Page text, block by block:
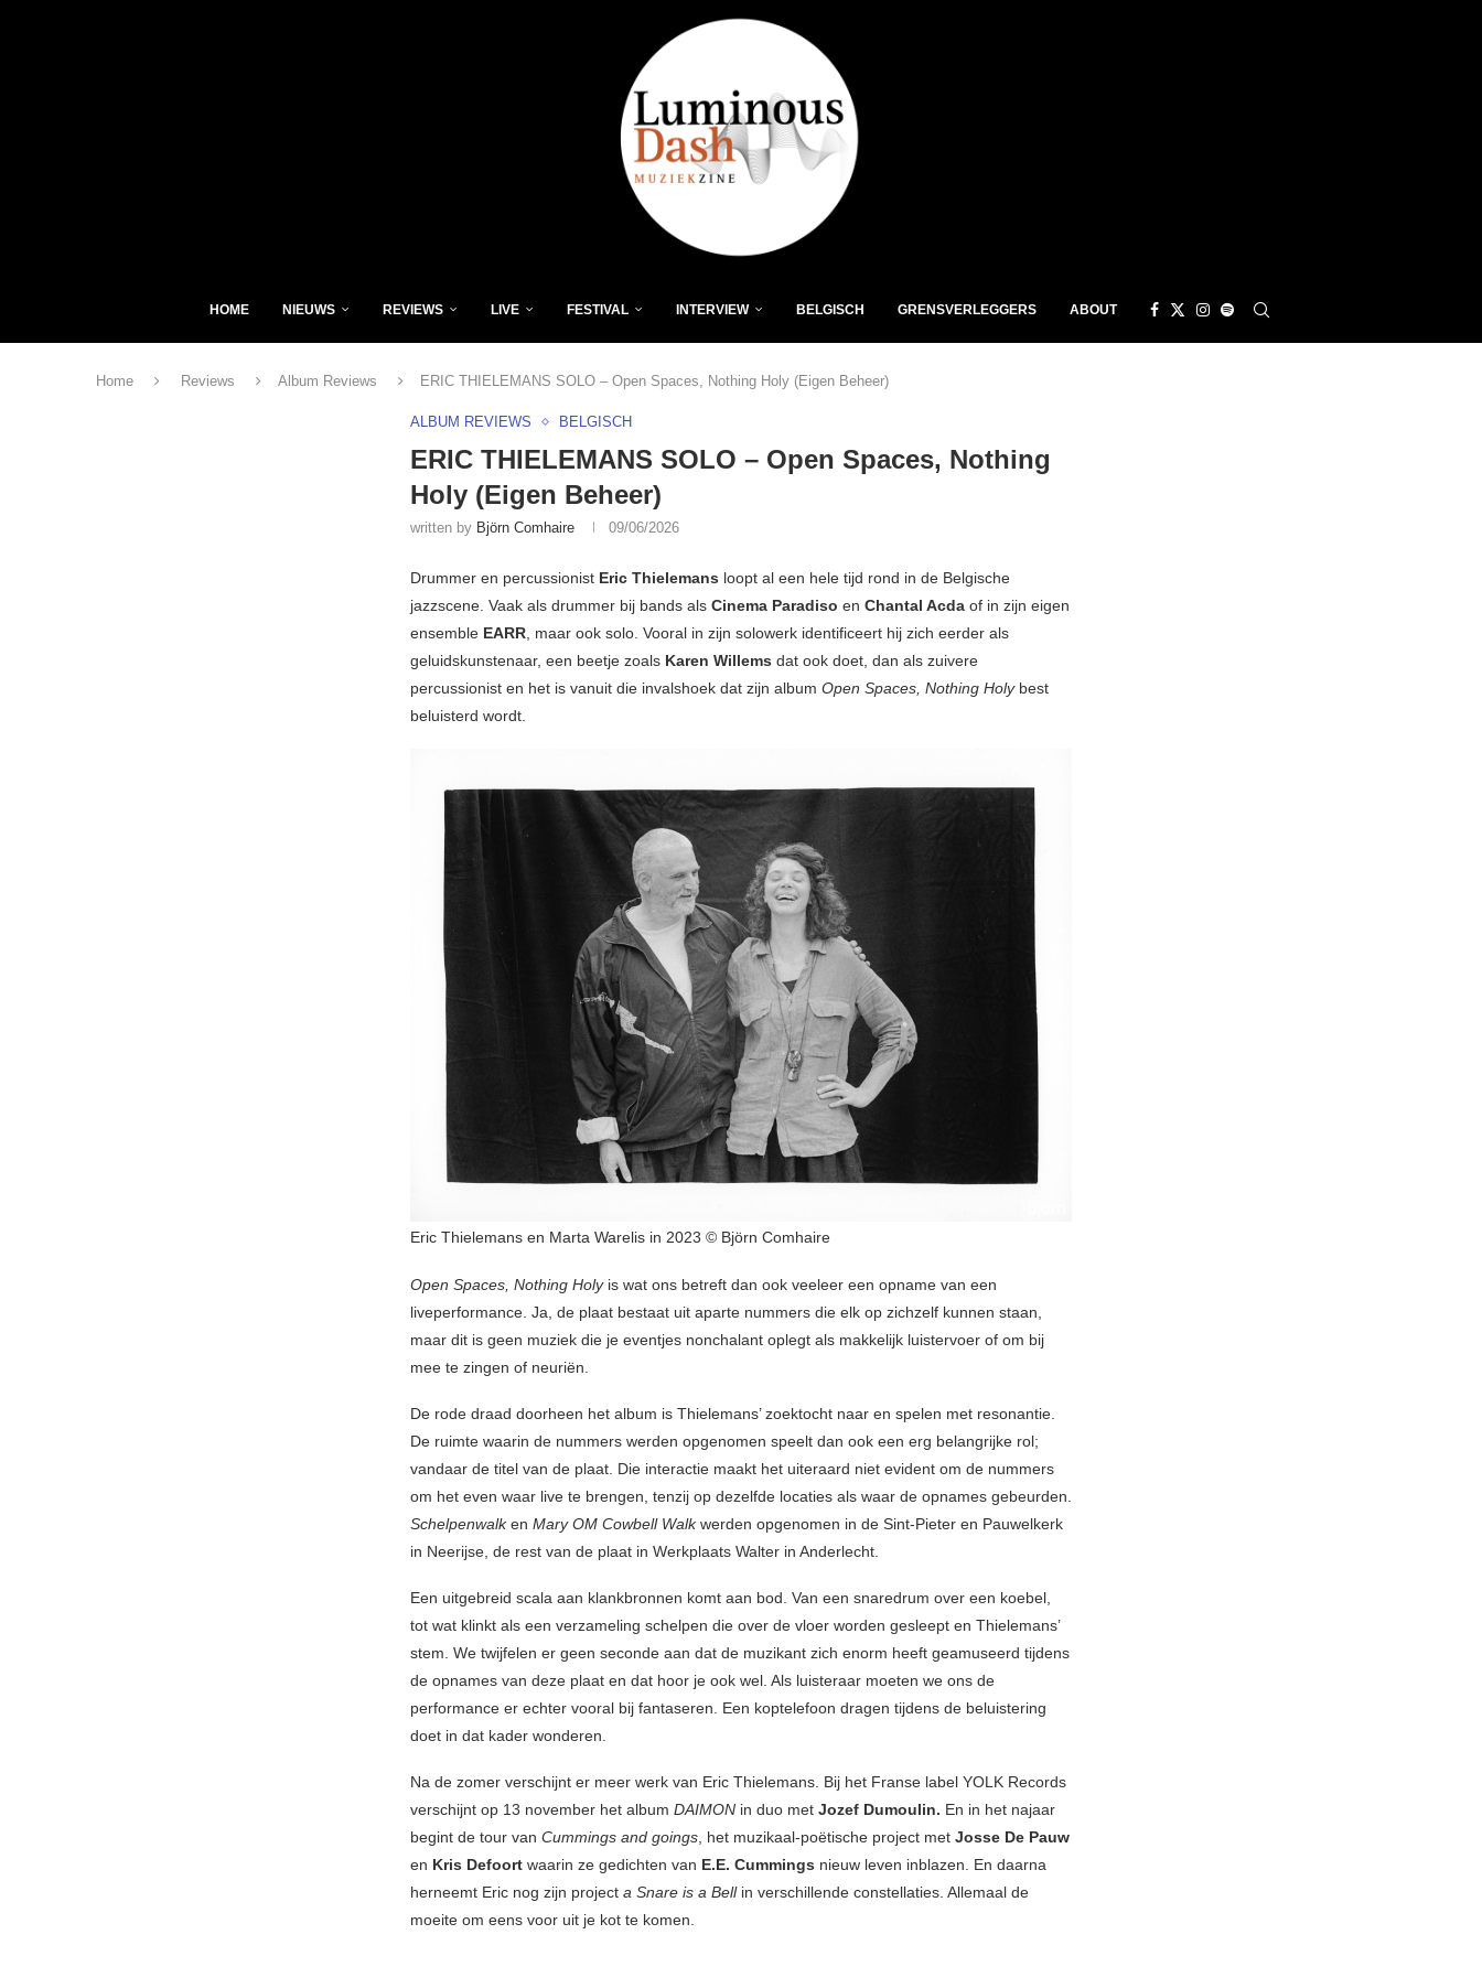
HOME NIEUWS REVIEWS LIVE FESTIVAL INTERVIEW BELGISCH GRENSVERLEGGERS ABOUT
Home Reviews Album Reviews ERIC THIELEMANS SOLO – Open Spaces, Nothing Holy (Eigen Beheer)
ALBUM REVIEWS BELGISCH
ERIC THIELEMANS SOLO – Open Spaces, Nothing
Holy (Eigen Beheer)
written by Björn Comhaire 09/06/2026
Drummer en percussionist Eric Thielemans loopt al een hele tijd rond in de Belgische
jazzscene. Vaak als drummer bij bands als Cinema Paradiso en Chantal Acda of in zijn eigen
ensemble EARR, maar ook solo. Vooral in zijn solowerk identificeert hij zich eerder als
geluidskunstenaar, een beetje zoals Karen Willems dat ook doet, dan als zuivere
percussionist en het is vanuit die invalshoek dat zijn album Open Spaces, Nothing Holybest
beluisterd wordt.
Eric Thielemans en Marta Warelis in 2023 © Björn Comhaire
Open Spaces, Nothing Holyis wat ons betreft dan ook veeleer een opname van een
liveperformance. Ja, de plaat bestaat uit aparte nummers die elk op zichzelf kunnen staan,
maar dit is geen muziek die je eventjes nonchalant oplegt als makkelijk luistervoer of om bij
mee te zingen of neuriën.
De rode draad doorheen het album is Thielemans’ zoektocht naar en spelen met resonantie.
De ruimte waarin de nummers werden opgenomen speelt dan ook een erg belangrijke rol;
vandaar de titel van de plaat. Die interactie maakt het uiteraard niet evident om de nummers
om het even waar live te brengen, tenzij op dezelfde locaties als waar de opnames gebeurden.
Schelpenwalken Mary OM Cowbell Walkwerden opgenomen in de Sint-Pieter en Pauwelkerk
in Neerijse, de rest van de plaat in Werkplaats Walter in Anderlecht.
Een uitgebreid scala aan klankbronnen komt aan bod. Van een snaredrum over een koebel,
tot wat klinkt als een verzameling schelpen die over de vloer worden gesleept en Thielemans’
stem. We twijfelen er geen seconde aan dat de muzikant zich enorm heeft geamuseerd tijdens
de opnames van deze plaat en dat hoor je ook wel. Als luisteraar moeten we ons de
performance er echter vooral bij fantaseren. Een koptelefoon dragen tijdens de beluistering
doet in dat kader wonderen.
Na de zomer verschijnt er meer werk van Eric Thielemans. Bij het Franse label YOLK Records
verschijnt op 13 november het album DAIMON in duo met Jozef Dumoulin. En in het najaar
begint de tour van Cummings and goings , het muzikaal-poëtische project met Josse De Pauw
en Kris Defoort waarin ze gedichten van E.E. Cummings nieuw leven inblazen. En daarna
herneemt Eric nog zijn project a Snare is a Bellin verschillende constellaties. Allemaal de
moeite om eens voor uit je kot te komen.